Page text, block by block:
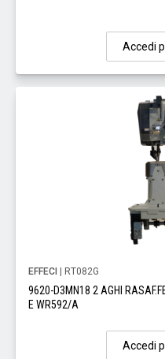
Accedi
EFFECI | RT082G
9620-D3MN18 2 AGHI
E WR592/A
Accedi